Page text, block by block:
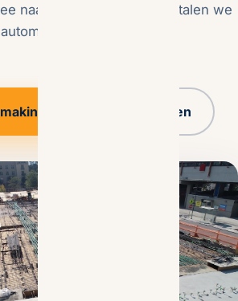
naar je processen en vertalen we
die echt
Alle diensten